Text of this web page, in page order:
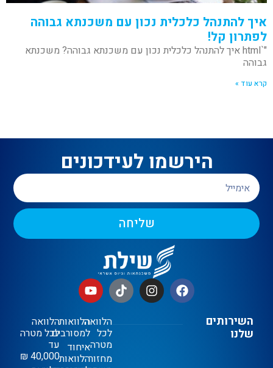
איך להתנהל כלכלית נכון עם משכנתא גבוהה
לפתרון קל!
"`html איך להתנהל כלכלית נכון עם משכנתא גבוהה? משכנתא
גבוהה
קרא עוד »
הירשמו לעידכונים
שליחה
השירותים
שלנו
הלוואה
לכל
מטרה
מחזור
הלוואות
למסורבים
איחוד
הלוואות
הלוואה
לכל מטרה
עד
40,000 ₪